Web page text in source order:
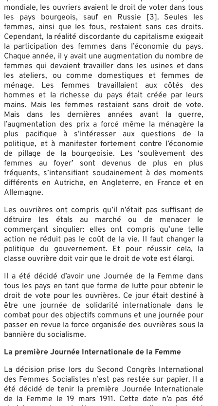
mondiale, les ouvriers avaient le droit de voter dans tous
les pays bourgeois, sauf en Russie [3]. Seules les
femmes, ainsi que les fous, restaient sans ces droits.
Cependant, la réalité discordante du capitalisme exigeait
la participation des femmes dans l’économie du pays.
Chaque année, il y avait une augmentation du nombre de
femmes qui devaient travailler dans les usines et dans
les ateliers, ou comme domestiques et femmes de
ménage. Les femmes travaillaient aux côtés des
hommes et la richesse du pays était créée par leurs
mains. Mais les femmes restaient sans droit de vote.
Mais dans les dernières années avant la guerre,
l’augmentation des prix a forcé même la ménagère la
plus pacifique à s’intéresser aux questions de la
politique, et à manifester fortement contre l’économie
de pillage de la bourgeoisie. Les ‘soulèvement des
femmes au foyer’ sont devenus de plus en plus
fréquents, s’intensifiant soudainement à des moments
différents en Autriche, en Angleterre, en France et en
Allemagne.
Les ouvrières ont compris qu’il n’était pas suffisant de
détruire les étals au marché ou de menacer le
commerçant singulier: elles ont compris qu’une telle
action ne réduit pas le coût de la vie. Il faut changer la
politique du gouvernement. Et pour réussir cela, la
classe ouvrière doit voir que le droit de vote est élargi.
Il a été décidé d’avoir une Journée de la Femme dans
tous les pays en tant que forme de lutte pour obtenir le
droit de vote pour les ouvrières. Ce jour était destiné à
être une journée de solidarité internationale dans le
combat pour des objectifs communs et une journée pour
passer en revue la force organisée des ouvrières sous la
bannière du socialisme.
La première Journée Internationale de la Femme
La décision prise lors du Second Congrès International
des Femmes Socialistes n’est pas restée sur papier. Il a
été décidé de tenir la première Journée Internationale
de la Femme le 19 mars 1911. Cette date n’a pas été